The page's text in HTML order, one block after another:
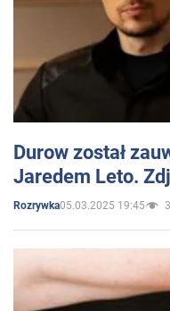
Durow został
Jaredem Leto.
Rozrywka05.03.2025 19:45